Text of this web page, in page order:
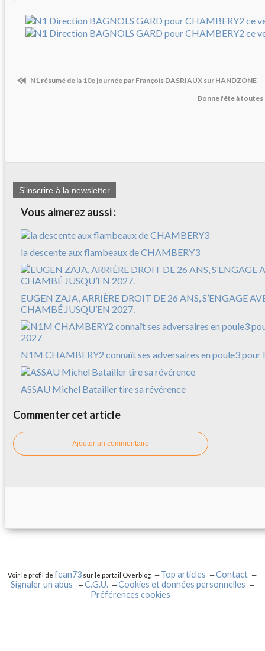
N1 résumé de la 10e journée par François DASRIAUX sur HANDZONE
Bonne fête à toutes
S'inscrire à la newsletter
Vous aimerez aussi :
la descente aux flambeaux de CHAMBERY3
EUGEN ZAJA, ARRIÈRE DROIT DE 26 ANS, S’ENGAGE
CHAMBÉ JUSQU’EN 2027.
N1M CHAMBERY2 connaît ses adversaires en poule3 pour
ASSAU Michel Batailler tire sa révérence
Commenter cet article
Ajouter un commentaire
Voir le profil defean73 sur le portail Overblog Top articles
Contact
Signaler un abus
C.G.U.
Cookies et données personnelles
Préférences cookies